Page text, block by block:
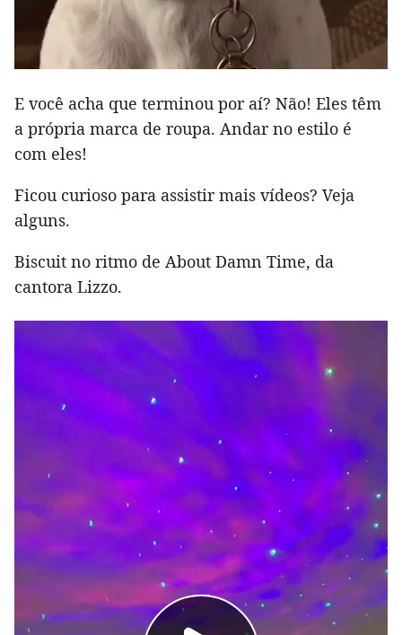
E você acha que terminou por aí? Não! Eles têm
a própria marca de roupa. Andar no estilo é
com eles!
Ficou curioso para assistir mais vídeos? Veja
alguns.
Biscuit no ritmo de About Damn Time, da
cantora Lizzo.